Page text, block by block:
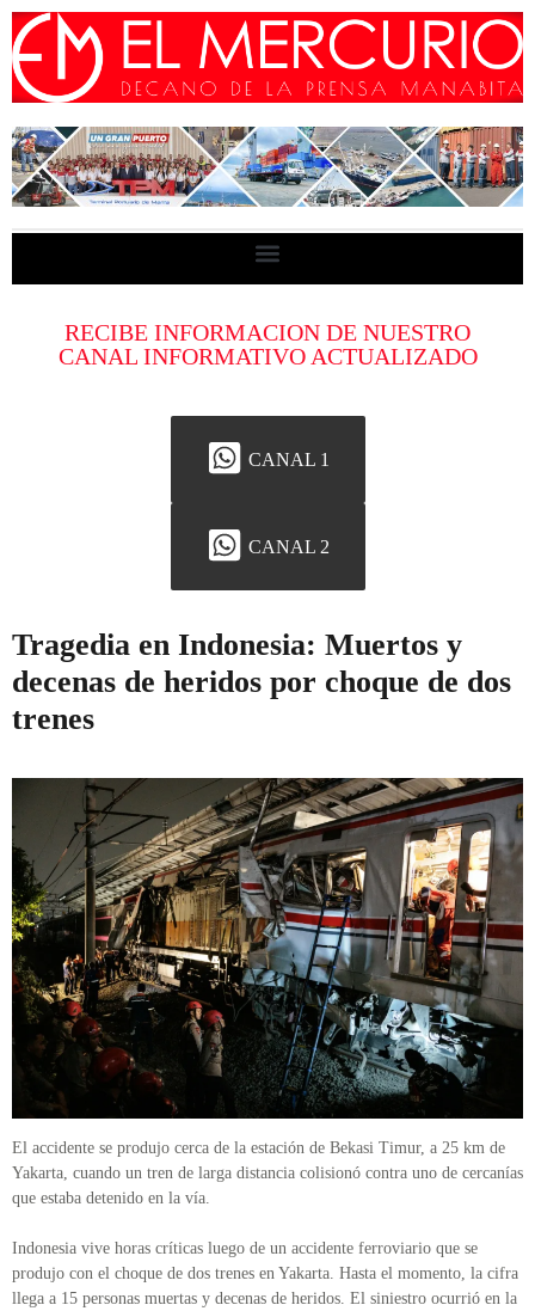
RECIBE INFORMACION DE NUESTRO
CANAL INFORMATIVO ACTUALIZADO
CANAL 1
CANAL 2
Tragedia en Indonesia: Muertos y
decenas de heridos por choque de dos
trenes
El accidente se produjo cerca de la estación de Bekasi Timur, a 25 km de
Yakarta, cuando un tren de larga distancia colisionó contra uno de cercanías
que estaba detenido en la vía.
Indonesia vive horas críticas luego de un accidente ferroviario que se
produjo con el choque de dos trenes en Yakarta. Hasta el momento, la cifra
llega a 15 personas muertas y decenas de heridos. El siniestro ocurrió en la